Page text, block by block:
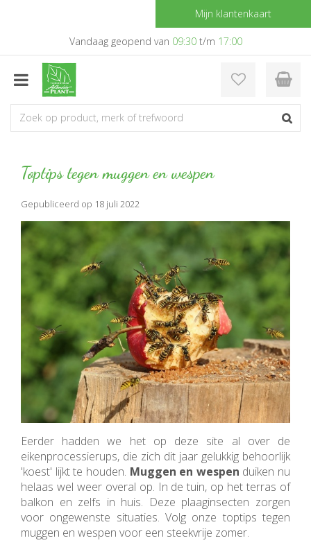
a
Mijn klantenkaart
Vandaag geopend van 09:30t/m 17:00
Toptips tegen muggen en wespen
Gepubliceerd op 18 juli 2022
Eerder hadden we het op deze site al over de
eikenprocessierups, die zich dit jaar gelukkig behoorlijk
'koest' lijkt te houden. Muggen en wespen duiken nu
helaas wel weer overal op. In de tuin, op het terras of
balkon en zelfs in huis. Deze plaaginsecten zorgen
voor ongewenste situaties. Volg onze toptips tegen
muggen en wespen voor een steekvrije zomer.